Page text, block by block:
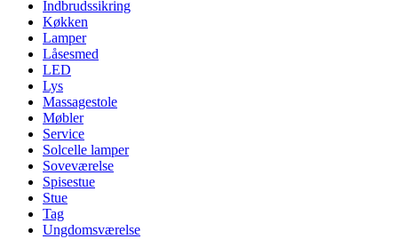
Indbrudssikring
Køkken
Lamper
Låsesmed
LED
Lys
Massagestole
Møbler
Service
Solcelle lamper
Soveværelse
Spisestue
Stue
Tag
Ungdomsværelse